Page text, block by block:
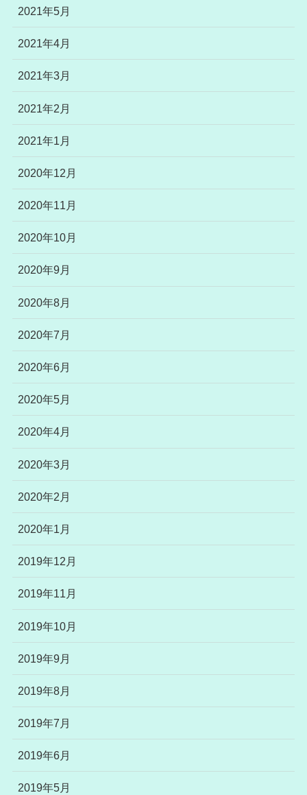
2021年5月
2021年4月
2021年3月
2021年2月
2021年1月
2020年12月
2020年11月
2020年10月
2020年9月
2020年8月
2020年7月
2020年6月
2020年5月
2020年4月
2020年3月
2020年2月
2020年1月
2019年12月
2019年11月
2019年10月
2019年9月
2019年8月
2019年7月
2019年6月
2019年5月